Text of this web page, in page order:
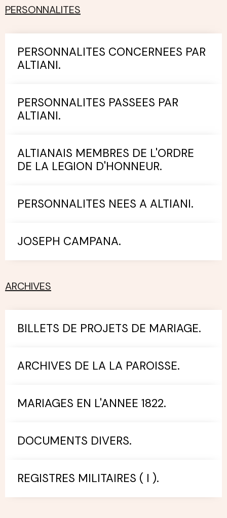
PERSONNALITES
PERSONNALITES CONCERNEES PAR
ALTIANI.
PERSONNALITES PASSEES PAR
ALTIANI.
ALTIANAIS MEMBRES DE L'ORDRE
DE LA LEGION D'HONNEUR.
PERSONNALITES NEES A ALTIANI.
JOSEPH CAMPANA.
ARCHIVES
BILLETS DE PROJETS DE MARIAGE.
ARCHIVES DE LA LA PAROISSE.
MARIAGES EN L'ANNEE 1822.
DOCUMENTS DIVERS.
REGISTRES MILITAIRES ( I ).